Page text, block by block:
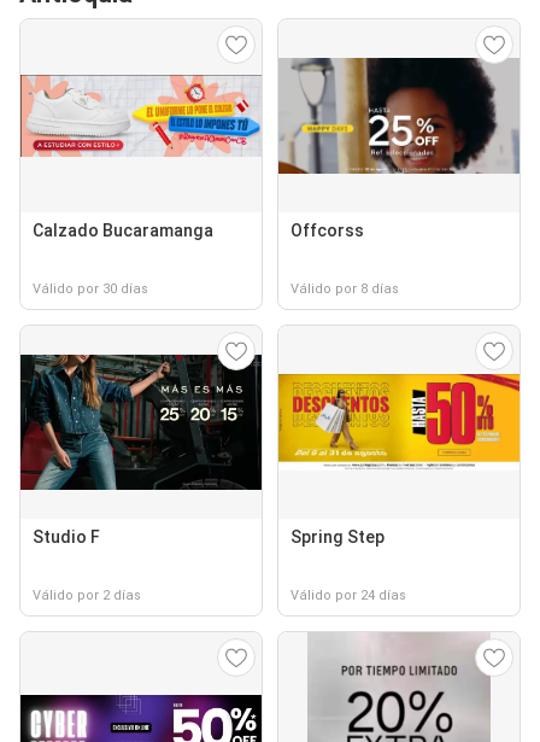
Calzado Bucaramanga
Válido por 30 días
Offcorss
Válido por 8 días
Studio F
Válido por 2 días
Spring Step
Válido por 24 días